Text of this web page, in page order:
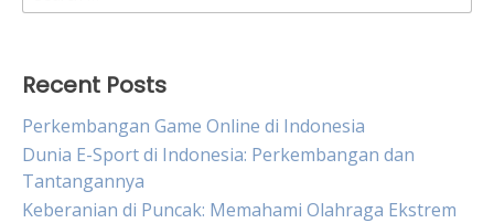
for:
Recent Posts
Perkembangan Game Online di Indonesia
Dunia E-Sport di Indonesia: Perkembangan dan
Tantangannya
Keberanian di Puncak: Memahami Olahraga Ekstrem